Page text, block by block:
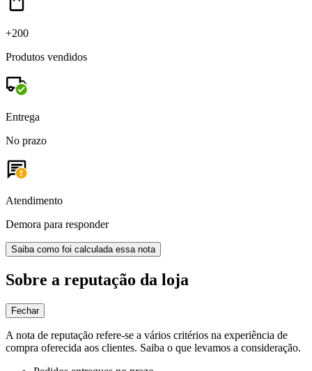
+200
Produtos vendidos
Entrega
No prazo
Atendimento
Demora para responder
Saiba como foi calculada essa nota
Sobre a reputação da loja
Fechar
A nota de reputação refere-se a vários critérios na experiência de
compra oferecida aos clientes. Saiba o que levamos a consideração.